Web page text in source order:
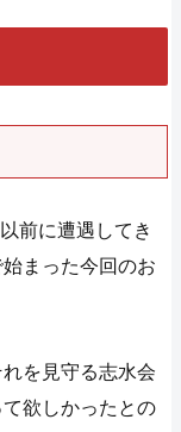
前に遭遇してき
まった今回のお
を見守る志水会
欲しかったとの